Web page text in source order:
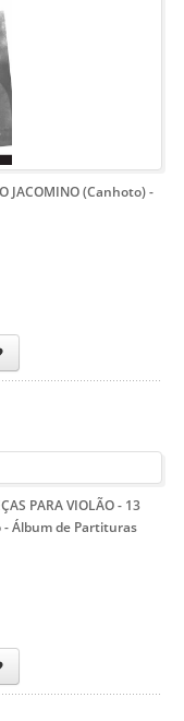
JACOMINO (Canhoto)-
PARA VIOLÃO- 13
- Álbum de Partituras